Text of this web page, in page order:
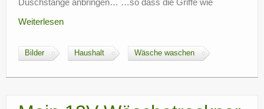
Duschstange anbringen… …so dass die Griffe wie
Weiterlesen
Bilder Haushalt Wäsche waschen